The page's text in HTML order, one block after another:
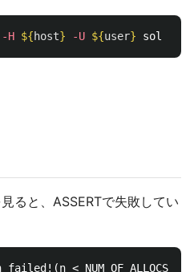
-H ${host} -U ${user} sol
ると、ASSERTで失敗してい